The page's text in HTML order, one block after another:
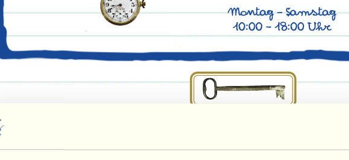
Palmsdorf 108 - 4864 Attersee am Attersee, Österreich